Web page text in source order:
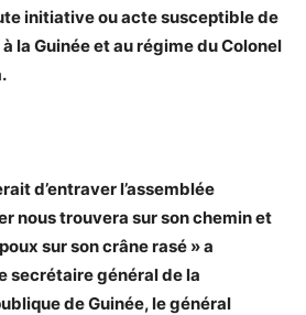
initiative ou acte susceptible de
la Guinée et au régime du Colonel
d’entraver l’assemblée
nous trouvera sur son chemin et
sur son crâne rasé » a
secrétaire général de la
de Guinée, le général